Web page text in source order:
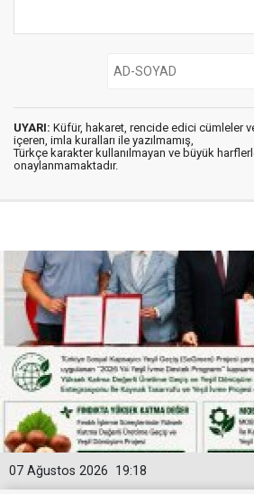
UYARI: Küfür, hakaret, rencide edici cümleler
içeren, imla kuralları ile yazılmamış,
Türkçe karakter kullanılmayan ve büyük
onaylanmamaktadır.
19:18
07 Ağustos 2026